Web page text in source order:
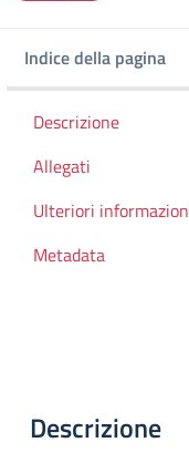
Indice della pagina
Indice della
Descrizione
Allegati
Ulteriori
Metadata
Descrizione